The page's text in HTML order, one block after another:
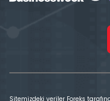
Sitemizdeki veriler Foreks